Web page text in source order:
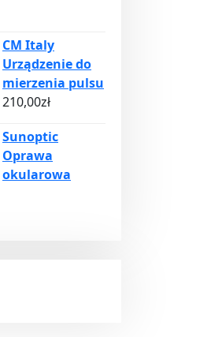
CM Italy
Urządzenie do
mierzenia pulsu
210,00zł
Sunoptic
Oprawa
okularowa